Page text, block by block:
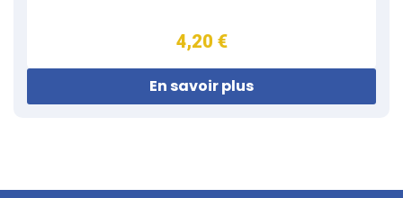
4,20 €
En savoir plus